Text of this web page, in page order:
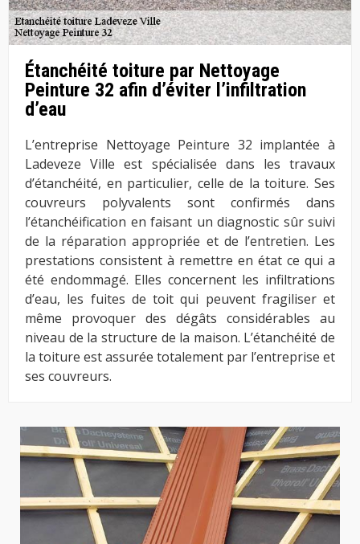
Étanchéité toiture par Nettoyage
Peinture 32 afin d’éviter l’infiltration
d’eau
L’entreprise Nettoyage Peinture 32 implantée à
Ladeveze Ville est spécialisée dans les travaux
d’étanchéité, en particulier, celle de la toiture. Ses
couvreurs polyvalents sont confirmés dans
l’étanchéification en faisant un diagnostic sûr suivi
de la réparation appropriée et de l’entretien. Les
prestations consistent à remettre en état ce qui a
été endommagé. Elles concernent les infiltrations
d’eau, les fuites de toit qui peuvent fragiliser et
même provoquer des dégâts considérables au
niveau de la structure de la maison. L’étanchéité de
la toiture est assurée totalement par l’entreprise et
ses couvreurs.